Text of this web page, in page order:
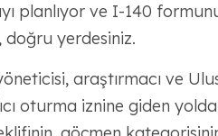
planlıyor ve I-140
doğru yerdesiniz.
araştırmacı ve
oturma iznine giden